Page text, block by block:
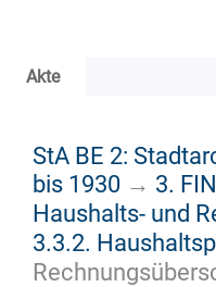
Akte
StA BE 2:
bis 1930 → 3.
Haushalts- und
3.3.2.